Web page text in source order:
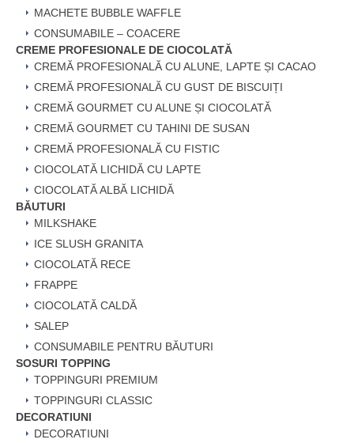
MACHETE BUBBLE WAFFLE
CONSUMABILE – COACERE
CREME PROFESIONALE DE CIOCOLATĂ
CREMĂ PROFESIONALĂ CU ALUNE, LAPTE ȘI CACAO
CREMĂ PROFESIONALĂ CU GUST DE BISCUIȚI
CREMĂ GOURMET CU ALUNE ȘI CIOCOLATĂ
CREMĂ GOURMET CU TAHINI DE SUSAN
CREMĂ PROFESIONALĂ CU FISTIC
CIOCOLATĂ LICHIDĂ CU LAPTE
CIOCOLATĂ ALBĂ LICHIDĂ
BĂUTURI
MILKSHAKE
ICE SLUSH GRANITA
CIOCOLATĂ RECE
FRAPPE
CIOCOLATĂ CALDĂ
SALEP
CONSUMABILE PENTRU BĂUTURI
SOSURI TOPPING
TOPPINGURI PREMIUM
TOPPINGURI CLASSIC
DECORATIUNI
DECORATIUNI